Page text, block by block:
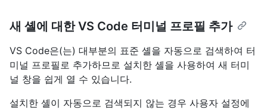
새 셸에 대한 VS Code 터미널 프로필 추가
VS Code은(는) 대부분의 표준 셸을 자동으로 검색하여 터
미널 프로필로 추가하므로 설치한 셸을 사용하여 새 터미
널 창을 쉽게 열 수 있습니다.
설치한 셸이 자동으로 검색되지 않는 경우 사용자 설정에